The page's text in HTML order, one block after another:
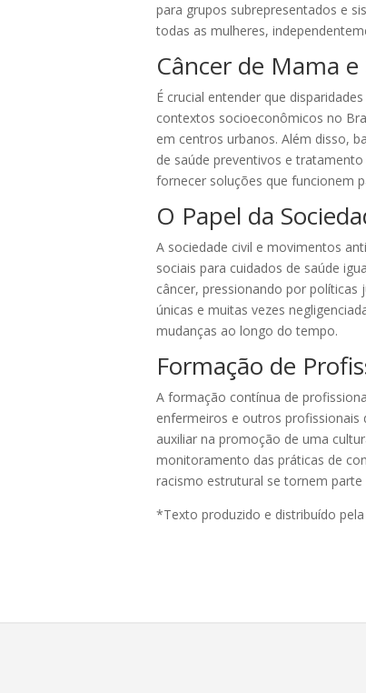
para grupos subrepresentados e
todas as mulheres,
Câncer de Mama
É crucial entender que
contextos socioeconômicos no
em centros urbanos. Além disso,
de saúde preventivos e
fornecer soluções que funcionem
O Papel da
A sociedade civil e movimentos
sociais para cuidados de saúde
câncer, pressionando por políticas
únicas e muitas vezes
mudanças ao longo do tempo.
Formação de
A formação contínua de
enfermeiros e outros profissionais
auxiliar na promoção de uma
monitoramento das práticas de
racismo estrutural se tornem
*Texto produzido e distribuído pela